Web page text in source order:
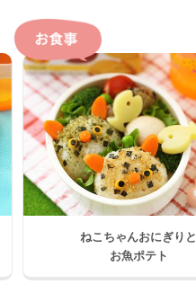
ねこちゃんおにぎりと
お魚ポテト